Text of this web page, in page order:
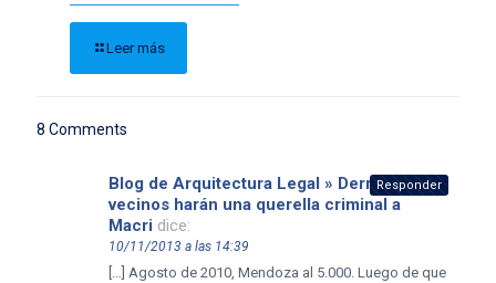
Leer más
8 Comments
Blog de Arquitectura Legal » Derrumbes:
vecinos harán una querella criminal a
Macri dice:
10/11/2013 a las 14:39
[…] Agosto de 2010, Mendoza al 5.000. Luego de que
Responder